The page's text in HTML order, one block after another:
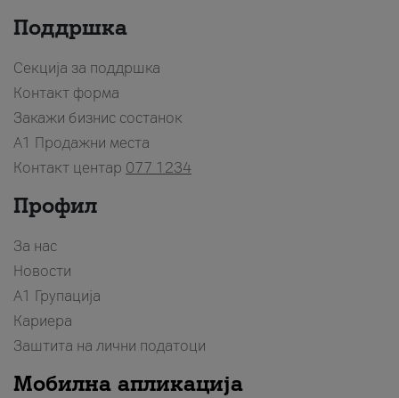
Поддршка
Секција за поддршка
Контакт форма
Закажи бизнис состанок
A1 Продажни места
Контакт центар 077 1234
Профил
За нас
Новости
А1 Групација
Кариера
Заштита на лични податоци
Мобилна апликација